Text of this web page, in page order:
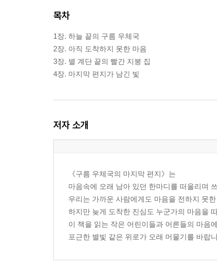
목차
1장. 하늘 끝의 구름 우체국
2장. 아직 도착하지 못한 마음
3장. 별 계단 끝의 빨간 지붕 집
4장. 마지막 편지가 남긴 빛
저자 소개
《구름 우체국의 마지막 편지》는
마음속에 오래 남아 있던 한마디를 떠올리며
우리는 가까운 사람에게도 마음을 전하지 못
하지만 늦게 도착한 진심도 누군가의 마음을
이 책을 읽는 작은 어린이들과 어른들의 마음
포근한 별빛 같은 위로가 오래 머물기를 바랍